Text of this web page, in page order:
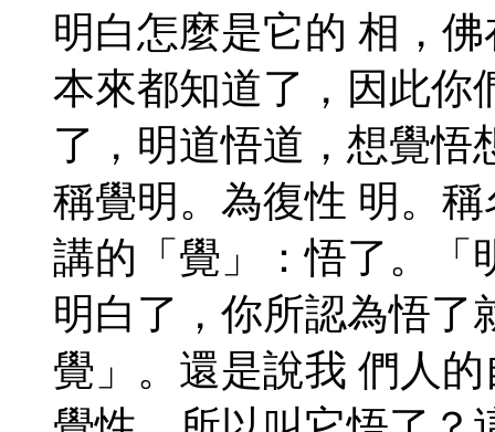
明白怎麼是它的 相，
本來都知道了，因此你
了，明道悟道，想覺悟
稱覺明。為復性 明。
講的「覺」：悟了。「
明白了，你所認為悟了
覺」。還是說我 們人